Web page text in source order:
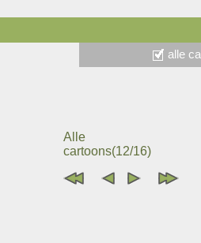
alle
Alle
cartoons(12/16)